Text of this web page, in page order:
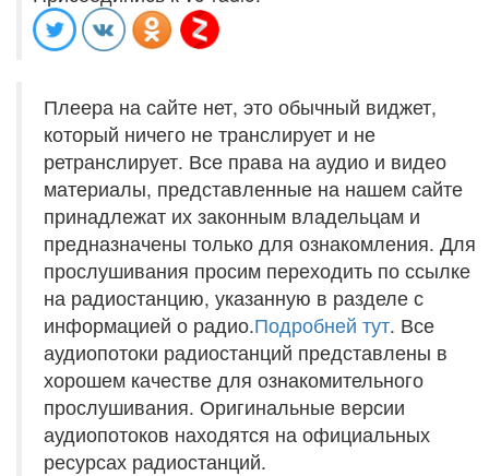
Плеера на сайте нет, это обычный виджет,
который ничего не транслирует и не
ретранслирует. Все права на аудио и видео
материалы, представленные на нашем сайте
принадлежат их законным владельцам и
предназначены только для ознакомления. Для
прослушивания просим переходить по ссылке
на радиостанцию, указанную в разделе с
информацией о радио.Подробней тут. Все
аудиопотоки радиостанций представлены в
хорошем качестве для ознакомительного
прослушивания. Оригинальные версии
аудиопотоков находятся на официальных
ресурсах радиостанций.